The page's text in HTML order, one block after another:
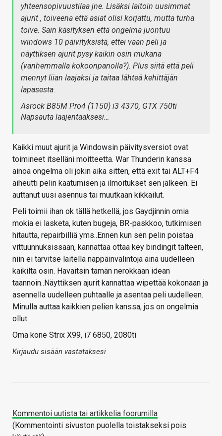
yhteensopivuustilaa jne. Lisäksi laitoin uusimmat
ajurit , toiveena että asiat olisi korjattu, mutta turha
toive. Sain käsityksen että ongelma juontuu
windows 10 päivityksistä, ettei vaan peli ja
näyttiksen ajurit pysy kaikin osin mukana
(vanhemmalla kokoonpanolla?). Plus siitä että peli
mennyt liian laajaksi ja taitaa lähteä kehittäjän
lapasesta.
Asrock B85M Pro4 (1150) i3 4370, GTX 750ti
Napsauta laajentaaksesi…
Kaikki muut ajurit ja Windowsin päivitysversiot ovat
toimineet itselläni moitteetta. War Thunderin kanssa
ainoa ongelma oli jokin aika sitten, että exit tai ALT+F4
aiheutti pelin kaatumisen ja ilmoitukset sen jälkeen. Ei
auttanut uusi asennus tai muutkaan kikkailut.
Peli toimii ihan ok tällä hetkellä, jos Gaydjinnin omia
mokia ei lasketa, kuten bugeja, BR-paskkoo, tutkimisen
hitautta, repairbilliä yms..Ennen kun sen pelin poistaa
vittuunnuksissaan, kannattaa ottaa key bindingit talteen,
niin ei tarvitse laitella näppäinvalintoja aina uudelleen
kaikilta osin. Havaitsin tämän nerokkaan idean
taannoin..Näyttiksen ajurit kannattaa wipettää kokonaan ja
asennella uudelleen puhtaalle ja asentaa peli uudelleen.
Minulla auttaa kaikkien pelien kanssa, jos on ongelmia
ollut.
Oma kone Strix X99, i7 6850, 2080ti
Kirjaudu sisään vastataksesi
Kommentoi uutista tai artikkelia foorumilla
(Kommentointi sivuston puolella toistakseksi pois